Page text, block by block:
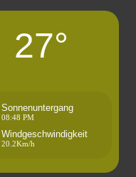
27°
Sonnenuntergang
08:48 PM
Windgeschwindigkeit
20.2Km/h